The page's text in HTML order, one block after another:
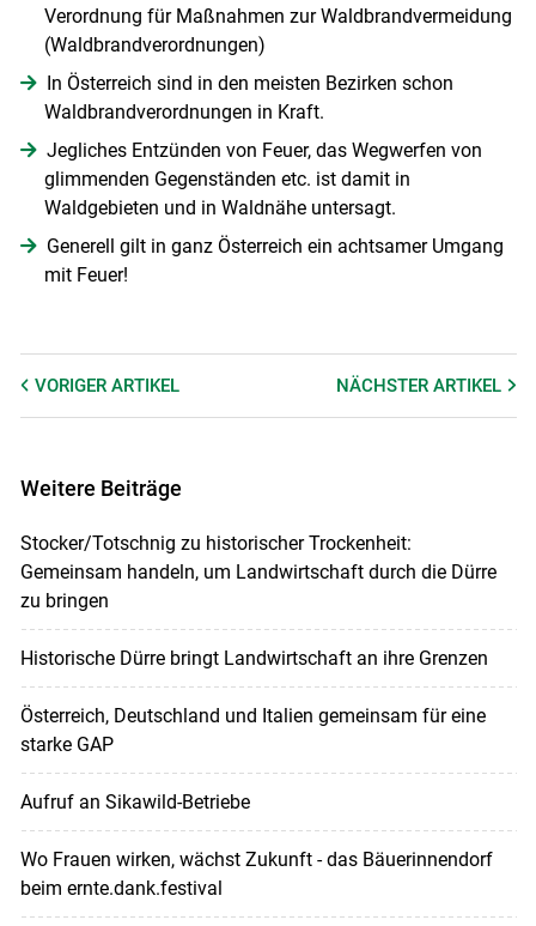
Verordnung für Maßnahmen zur Waldbrandvermeidung
(Waldbrandverordnungen)
In Österreich sind in den meisten Bezirken schon
Waldbrandverordnungen in Kraft.
Jegliches Entzünden von Feuer, das Wegwerfen von
glimmenden Gegenständen etc. ist damit in
Waldgebieten und in Waldnähe untersagt.
Generell gilt in ganz Österreich ein achtsamer Umgang
mit Feuer!
VORIGER ARTIKEL NÄCHSTERARTIKEL
Weitere Beiträge
Stocker/Totschnig zu historischer Trockenheit:
Gemeinsam handeln, um Landwirtschaft durch die Dürre
zu bringen
Historische Dürre bringt Landwirtschaft an ihre Grenzen
Österreich, Deutschland und Italien gemeinsam für eine
starke GAP
Aufruf an Sikawild-Betriebe
Wo Frauen wirken, wächst Zukunft - das Bäuerinnendorf
beim ernte.dank.festival